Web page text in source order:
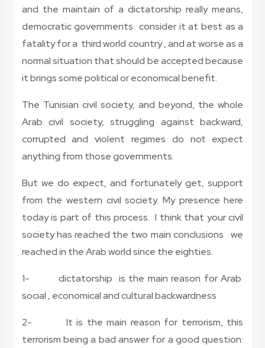
and the maintain of a dictatorship really means,
democratic governments consider it at best as a
fatality for a third world country , and at worse as a
normal situation that should be accepted because
it brings some political or economical benefit.
The Tunisian civil society, and beyond, the whole
Arab civil society, struggling against backward,
corrupted and violent regimes do not expect
anything from those governments.
But we do expect, and fortunately get, support
from the western civil society. My presence here
today is part of this process. I think that your civil
society has reached the two main conclusions we
reached in the Arab world since the eighties.
1- dictatorship is the main reason for Arab
social , economical and cultural backwardness
2- It is the main reason for terrorism, this
terrorism being a bad answer for a good question: